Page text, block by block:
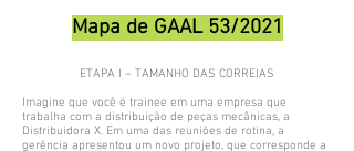
Mapa de GAAL 53/2021
ETAPA I – TAMANHO DAS CORREIAS
Imagine que você é trainee em uma empresa que
trabalha com a distribuição de peças mecânicas, a
Distribuidora X. Em uma das reuniões de rotina, a
gerência apresentou um novo projeto, que corresponde a